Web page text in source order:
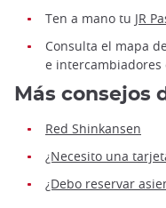
Ten a mano tu JR
Consulta el mapa
e intercambiadores
Más consejos
Red Shinkansen
¿Necesito una
¿Debo reservar